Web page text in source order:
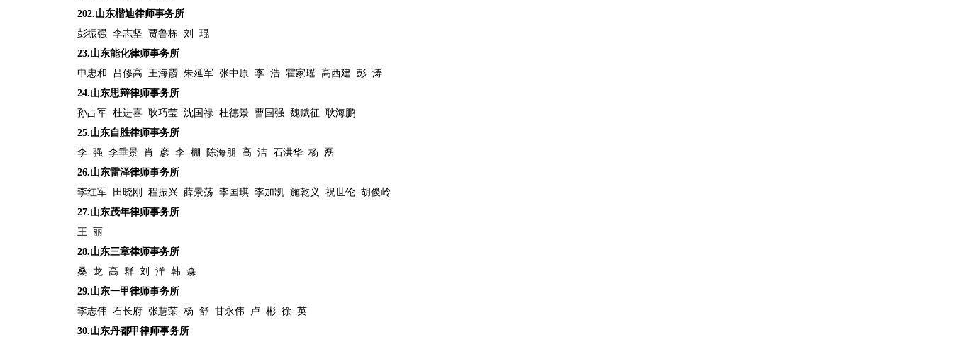
202.山东楷迪律师事务所
彭振强 李志坚 贾鲁栋 刘
琨
23.山东能化律师事务所
申忠和
吕修高 王海霞 朱延军 张中原 李 浩 霍家瑶 高西建 彭 涛
24.山东思辩律师事务所
孙占军 杜进喜 耿巧莹 沈国禄 杜德景 曹国强 魏赋征 耿海鹏
25.山东自胜律师事务所
李 强 李垂景 肖 彦 李 棚 陈海朋 高 洁 石洪华 杨 磊
26.山东雷泽律师事务所
李红军
田晓刚 程振兴 薛景荡 李国琪 李加凯 施乾义 祝世伦 胡俊岭
27.山东茂年律师事务所
王
丽
28.山东三章律师事务所
桑 龙 高 群 刘 洋 韩 森
29.山东一甲律师事务所
李志伟 石长府 张慧荣 杨 舒 甘永伟 卢 彬 徐 英
30.山东丹都甲律师事务所